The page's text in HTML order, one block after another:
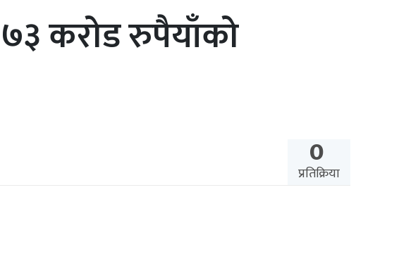
करोड रुपैयाँको
0
प्रतिक्रिया